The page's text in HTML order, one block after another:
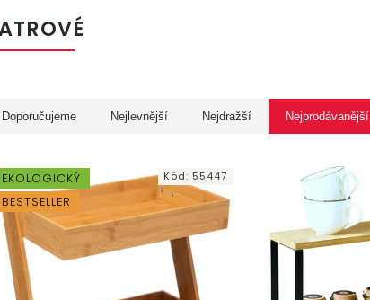
Doporučujeme Nejlevnější Nejdražší Nejprodávanější
EKOLOGICKÝ
BESTSELLER
Kód: 55447